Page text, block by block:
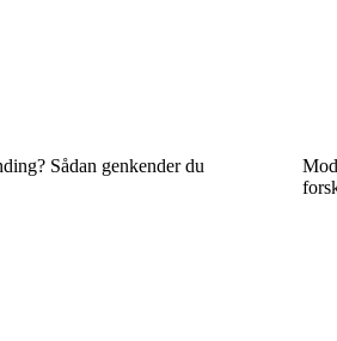
Sådan genkender du